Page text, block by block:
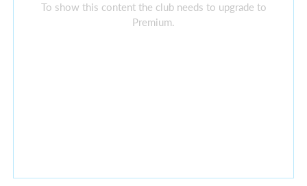
To show this content the club needs to upgrade to
Premium.